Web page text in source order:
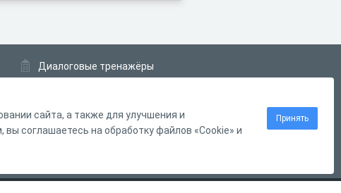
Диалоговые тренажёры
Система Дистанционного Обучения
сайта, а также для улучшения и
соглашаетесь на обработку файлов «Cookie» и
Принять